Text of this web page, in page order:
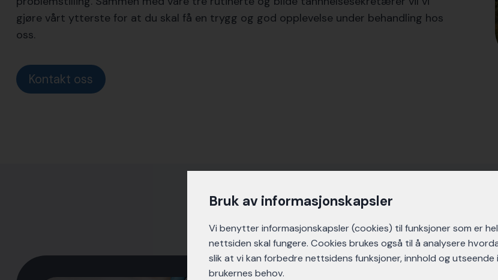
gjøre vårt ytterste for at du skal få en trygg og god opplevelse under behandling hos
oss.
Kontakt oss
Bruk av informasjonskapsler
Vi benytter informasjons­kapsler (cookies) til funksjoner som er
nettsiden skal fungere. Cookies brukes også til å analysere
slik at vi kan forbedre nettsidens funksjoner, innhold og
brukernes behov.